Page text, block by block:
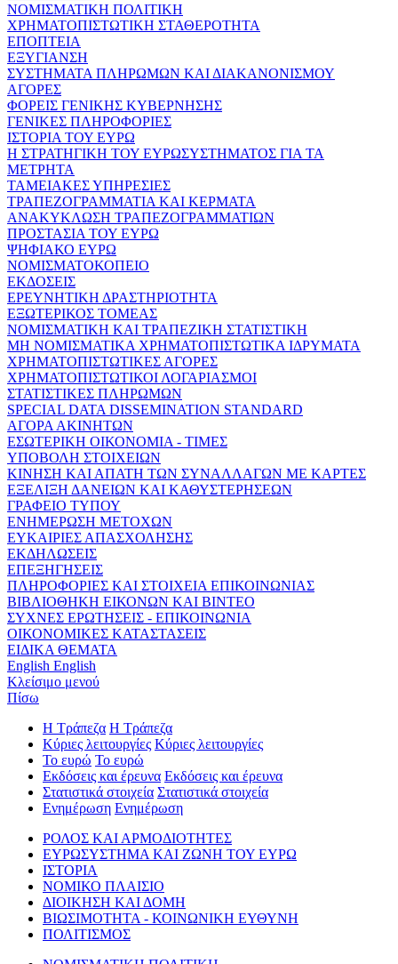
ΝΟΜΙΣΜΑΤΙΚΗ ΠΟΛΙΤΙΚΗ
ΧΡΗΜΑΤΟΠΙΣΤΩΤΙΚΗ ΣΤΑΘΕΡΟΤΗΤΑ
ΕΠΟΠΤΕΙΑ
ΕΞΥΓΙΑΝΣΗ
ΣΥΣΤΗΜΑΤΑ ΠΛΗΡΩΜΩΝ ΚΑΙ ΔΙΑΚΑΝΟΝΙΣΜΟΥ
ΑΓΟΡΕΣ
ΦΟΡΕΙΣ ΓΕΝΙΚΗΣ ΚΥΒΕΡΝΗΣΗΣ
ΓΕΝΙΚΕΣ ΠΛΗΡΟΦΟΡΙΕΣ
ΙΣΤΟΡΙΑ ΤΟΥ ΕΥΡΩ
Η ΣΤΡΑΤΗΓΙΚΗ ΤΟΥ ΕΥΡΩΣΥΣΤΗΜΑΤΟΣ ΓΙΑ ΤΑ
ΜΕΤΡΗΤΑ
ΤΑΜΕΙΑΚΕΣ ΥΠΗΡΕΣΙΕΣ
ΤΡΑΠΕΖΟΓΡΑΜΜΑΤΙΑ ΚΑΙ ΚΕΡΜΑΤΑ
ΑΝΑΚΥΚΛΩΣΗ ΤΡΑΠΕΖΟΓΡΑΜΜΑΤΙΩΝ
ΠΡΟΣΤΑΣΙΑ ΤΟΥ ΕΥΡΩ
ΨΗΦΙΑΚΟ ΕΥΡΩ
ΝΟΜΙΣΜΑΤΟΚΟΠΕΙΟ
ΕΚΔΟΣΕΙΣ
ΕΡΕΥΝΗΤΙΚΗ ΔΡΑΣΤΗΡΙΟΤΗΤΑ
ΕΞΩΤΕΡΙΚΟΣ ΤΟΜΕΑΣ
ΝΟΜΙΣΜΑΤΙΚΗ ΚΑΙ ΤΡΑΠΕΖΙΚΗ ΣΤΑΤΙΣΤΙΚΗ
ΜΗ ΝΟΜΙΣΜΑΤΙΚΑ ΧΡΗΜΑΤΟΠΙΣΤΩΤΙΚΑ ΙΔΡΥΜΑΤΑ
ΧΡΗΜΑΤΟΠΙΣΤΩΤΙΚΕΣ ΑΓΟΡΕΣ
ΧΡΗΜΑΤΟΠΙΣΤΩΤΙΚΟΙ ΛΟΓΑΡΙΑΣΜΟΙ
ΣΤΑΤΙΣΤΙΚΕΣ ΠΛΗΡΩΜΩΝ
SPECIAL DATA DISSEMINATION STANDARD
ΑΓΟΡΑ ΑΚΙΝΗΤΩΝ
ΕΣΩΤΕΡΙΚΗ ΟΙΚΟΝΟΜΙΑ - ΤΙΜΕΣ
ΥΠΟΒΟΛΗ ΣΤΟΙΧΕΙΩΝ
ΚΙΝΗΣΗ ΚΑΙ ΑΠΑΤΗ ΤΩΝ ΣΥΝΑΛΛΑΓΩΝ ΜΕ ΚΑΡΤΕΣ
ΕΞΕΛΙΞΗ ΔΑΝΕΙΩΝ ΚΑΙ ΚΑΘΥΣΤΕΡΗΣΕΩΝ
ΓΡΑΦΕΙΟ ΤΥΠΟΥ
ΕΝΗΜΕΡΩΣΗ ΜΕΤΟΧΩΝ
ΕΥΚΑΙΡΙΕΣ ΑΠΑΣΧΟΛΗΣΗΣ
ΕΚΔΗΛΩΣΕΙΣ
ΕΠΕΞΗΓΗΣΕΙΣ
ΠΛΗΡΟΦΟΡΙΕΣ ΚΑΙ ΣΤΟΙΧΕΙΑ ΕΠΙΚΟΙΝΩΝΙΑΣ
ΒΙΒΛΙΟΘΗΚΗ ΕΙΚΟΝΩΝ ΚΑΙ ΒΙΝΤΕΟ
ΣΥΧΝΕΣ ΕΡΩΤΗΣΕΙΣ - ΕΠΙΚΟΙΝΩΝΙΑ
ΟΙΚΟΝΟΜΙΚΕΣ ΚΑΤΑΣΤΑΣΕΙΣ
ΕΙΔΙΚΑ ΘΕΜΑΤΑ
English English
Κλείσιμο μενού
Πίσω
Η Τράπεζα Η Τράπεζα
Κύριες λειτουργίες Κύριες λειτουργίες
Το ευρώ Το ευρώ
Εκδόσεις και έρευνα Εκδόσεις και έρευνα
Στατιστικά στοιχεία Στατιστικά στοιχεία
Ενημέρωση Ενημέρωση
ΡΟΛΟΣ ΚΑΙ ΑΡΜΟΔΙΟΤΗΤΕΣ
ΕΥΡΩΣΥΣΤΗΜΑ ΚΑΙ ΖΩΝΗ ΤΟΥ ΕΥΡΩ
ΙΣΤΟΡΙΑ
ΝΟΜΙΚΟ ΠΛΑΙΣΙΟ
ΔΙΟΙΚΗΣΗ ΚΑΙ ΔΟΜΗ
ΒΙΩΣΙΜΟΤΗΤΑ - ΚΟΙΝΩΝΙΚΗ ΕΥΘΥΝΗ
ΠΟΛΙΤΙΣΜΟΣ